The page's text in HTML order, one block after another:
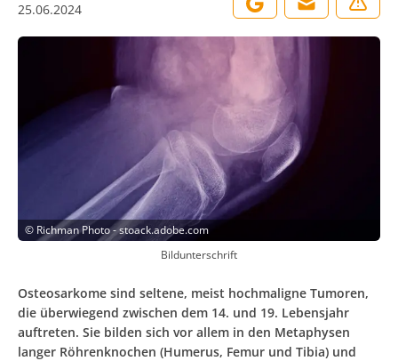
25.06.2024
© Richman Photo - stoack.adobe.com
Bildunterschrift
Osteosarkome sind seltene, meist hochmaligne Tumoren,
die überwiegend zwischen dem 14. und 19. Lebensjahr
auftreten. Sie bilden sich vor allem in den Metaphysen
langer Röhrenknochen (Humerus, Femur und Tibia) und